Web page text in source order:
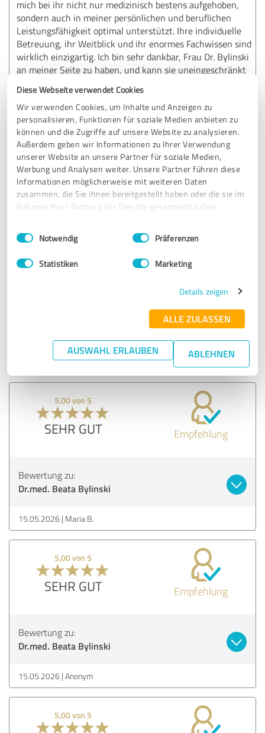
Diese Webseite verwendet Cookies
Wir verwenden Cookies, um Inhalte und Anzeigen zu
personalisieren, Funktionen für soziale Medien anbieten zu
können und die Zugriffe auf unsere Website zu analysieren.
Außerdem geben wir Informationen zu Ihrer Verwendung
unserer Website an unsere Partner für soziale Medien,
Werbung und Analysen weiter. Unsere Partner führen diese
Informationen möglicherweise mit weiteren Daten
zusammen, die Sie ihnen bereitgestellt haben oder die sie im
Rahmen Ihrer Nutzung der Dienste gesammelt haben.
Impressum Datenschutzbestimmungen
Einwilligungsauswahl
Notwendig Präferenzen
Statistiken Marketing
Details zeigen
ALLE ZULASSEN
AUSWAHL ERLAUBEN ABLEHNEN
mich bei ihr nicht nur medizinisch bestens aufgehoben,
sondern auch in meiner persönlichen und beruflichen
Leistungsfähigkeit optimal unterstützt. Ihre individuelle
Betreuung, ihr Weitblick und ihr enormes Fachwissen sind
wirklich einzigartig. Ich bin sehr dankbar, Frau Dr. Bylinski
an meiner Seite zu haben, und kann sie uneingeschränkt
Arbeit!
Erfahrungsbericht & Bewertung zu:
Dr.med. Beata Bylinski
15.05.2026 Anonym
SEHR GUT
14.05.2026 Anonym
5,00 von 5
SEHR GUT Empfehlung
Bewertung zu:
Dr.med. Beata Bylinski
15.05.2026 Maria B.
5,00 von 5
SEHR GUT Empfehlung
Bewertung zu:
Dr.med. Beata Bylinski
15.05.2026 Anonym
5,00 von 5